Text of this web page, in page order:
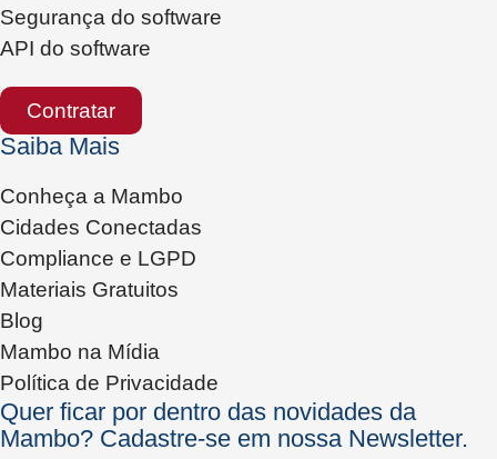
Segurança do software
API do software
Contratar
Saiba Mais
Conheça a Mambo
Cidades Conectadas
Compliance e LGPD
Materiais Gratuitos
Blog
Mambo na Mídia
Política de Privacidade
Quer ficar por dentro das novidades da
Mambo? Cadastre-se em nossa Newsletter.